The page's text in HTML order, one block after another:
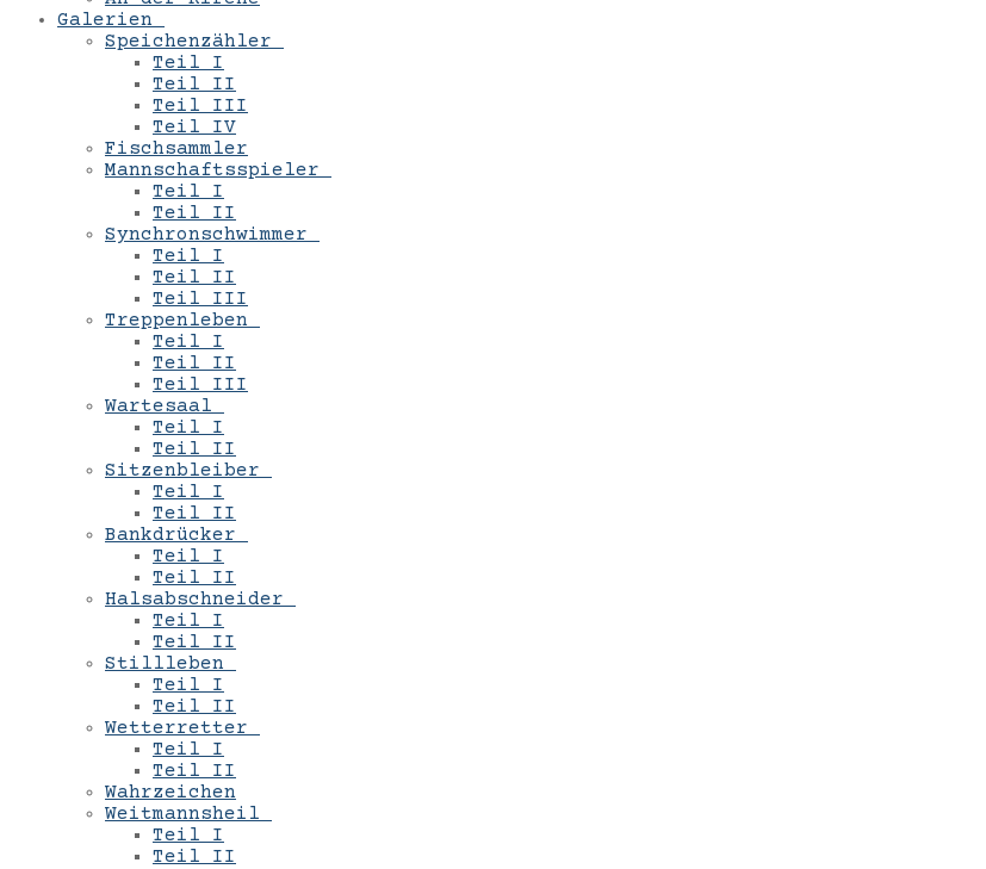
Galerien
Speichenzähler
Teil I
Teil II
Teil III
Teil IV
Fischsammler
Mannschaftsspieler
Teil I
Teil II
Synchronschwimmer
Teil I
Teil II
Teil III
Treppenleben
Teil I
Teil II
Teil III
Wartesaal
Teil I
Teil II
Sitzenbleiber
Teil I
Teil II
Bankdrücker
Teil I
Teil II
Halsabschneider
Teil I
Teil II
Stillleben
Teil I
Teil II
Wetterretter
Teil I
Teil II
Wahrzeichen
Weitmannsheil
Teil I
Teil II